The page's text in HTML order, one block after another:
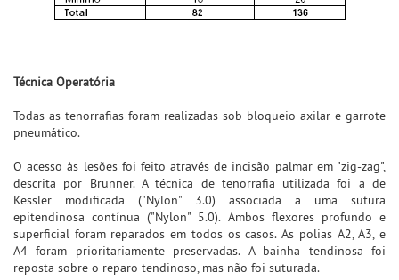
Técnica Operatória
Todas as tenorrafias foram realizadas sob bloqueio axilar e garrote
pneumático.
O acesso às lesões foi feito através de incisão palmar em "zig-zag",
descrita por Brunner. A técnica de tenorrafia utilizada foi a de
Kessler modificada ("Nylon" 3.0) associada a uma sutura
epitendinosa contínua ("Nylon" 5.0). Ambos flexores profundo e
superficial foram reparados em todos os casos. As polias A2, A3, e
A4 foram prioritariamente preservadas. A bainha tendinosa foi
reposta sobre o reparo tendinoso, mas não foi suturada.